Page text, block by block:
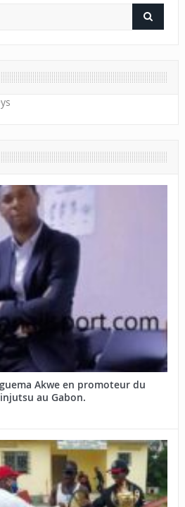
Akwe en promoteur du
au Gabon.